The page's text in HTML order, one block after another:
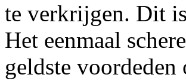
te verkrijgen. Dit
Het eenmaal
geldste voordeden